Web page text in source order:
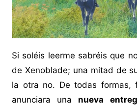
Si soléis leerme sabréis que
de Xenoblade; una mitad de
la otra no. De todas formas,
anunciara una nueva